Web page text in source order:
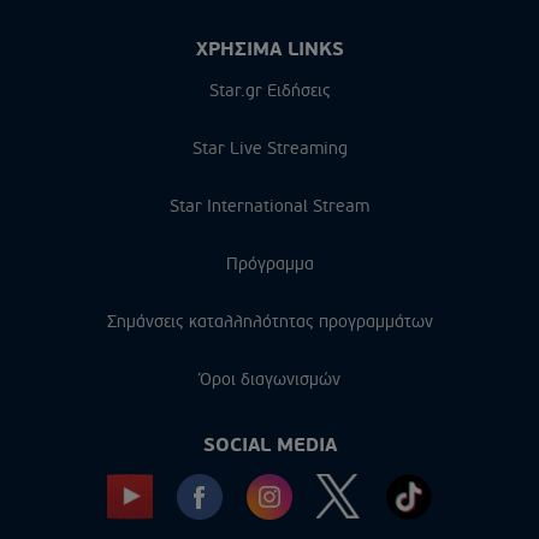
ΧΡΗΣΙΜΑ LINKS
Star.gr Ειδήσεις
Star Live Streaming
Star International Stream
Πρόγραμμα
Σημάνσεις καταλληλότητας προγραμμάτων
Όροι διαγωνισμών
SOCIAL MEDIA